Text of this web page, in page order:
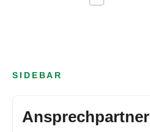
SIDEBAR
Ansprechpartner